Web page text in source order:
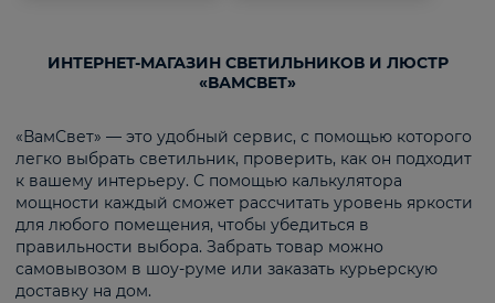
ИНТЕРНЕТ-МАГАЗИН СВЕТИЛЬНИКОВ И ЛЮСТР
«ВАМСВЕТ»
«ВамСвет» — это удобный сервис, с помощью которого
легко выбрать светильник, проверить, как он подходит
к вашему интерьеру. С помощью калькулятора
мощности каждый сможет рассчитать уровень яркости
для любого помещения, чтобы убедиться в
правильности выбора. Забрать товар можно
самовывозом в шоу-руме или заказать курьерскую
доставку на дом.